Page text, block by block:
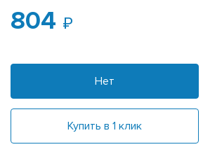
804
Нет
Купить в 1 клик